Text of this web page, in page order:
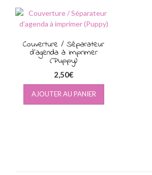
Couverture / Séparateur
d’agenda à imprimer
(Puppy)
2,50€
AJOUTER AU PANIER